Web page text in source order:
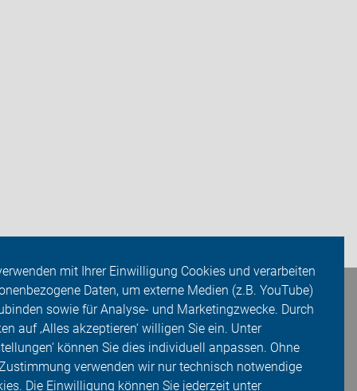
mit Ihrer Einwilligung Cookies und verarbeiten
Daten, um externe Medien (z.B. YouTube)
sowie für Analyse- und Marketingzwecke. Durch
auf ‚Alles akzeptieren‘ willigen Sie ein. Unter
können Sie dies individuell anpassen. Ohne
verwenden wir nur technisch notwendige
Die Einwilligung können Sie jederzeit unter